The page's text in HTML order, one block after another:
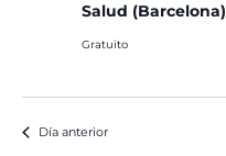
Salud (Barcelona)
Gratuito
Día anterior